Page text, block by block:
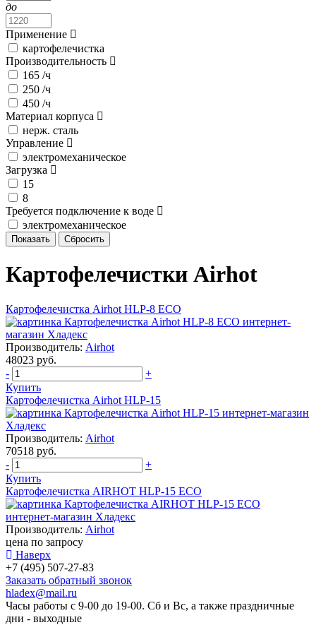
до
Применение
картофелечистка
Производительность
165 /ч
250 /ч
450 /ч
Материал корпуса
нерж. сталь
Управление
электромеханическое
Загрузка
15
8
Требуется подключение к воде
электромеханическое
Картофелечистки Airhot
Картофелечистка Airhot HLP-8 ECO
Производитель: Airhot
48023 руб.
-
+
Купить
Картофелечистка Аirhot HLP-15
Производитель: Airhot
70518 руб.
-
+
Купить
Картофелечистка AIRHOT HLP-15 ECO
Производитель: Airhot
цена по запросу
Наверх
+7 (495) 507-27-83
Заказать обратный звонок
hladex@mail.ru
Часы работы с 9-00 до 19-00. Сб и Вс, а также праздничные
дни - выходные